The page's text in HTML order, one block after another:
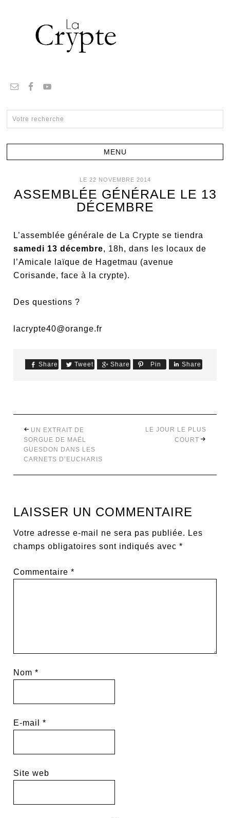
LE 22 NOVEMBRE 2014
ASSEMBLÉE GÉNÉRALE LE 13
DÉCEMBRE
L’assemblée générale de La Crypte se tiendra
samedi 13 décembre, 18h, dans les locaux de
l’Amicale laïque de Hagetmau (avenue
Corisande, face à la crypte).
Des questions ?
lacrypte40@orange.fr
Share Tweet Share Pin Share
UN EXTRAIT DE
SORGUE DE MAËL
GUESDON DANS LES
CARNETS D’EUCHARIS
LE JOUR LE PLUS
COURT
LAISSER UN COMMENTAIRE
Votre adresse e-mail ne sera pas publiée. Les
champs obligatoires sont indiqués avec*
Commentaire*
Nom*
E-mail*
Site web